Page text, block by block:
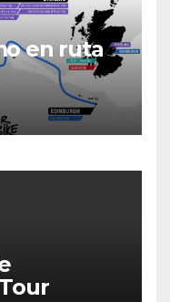
en ruta